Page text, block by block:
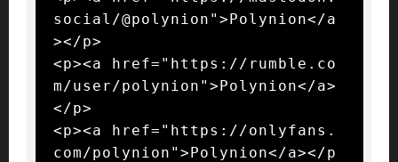
social/@polynion">Polynion</a
></p>
<p><a href="https://rumble.co
m/user/polynion">Polynion</a>
</p>
<p><a href="https://onlyfans.
com/polynion">Polynion</a></p